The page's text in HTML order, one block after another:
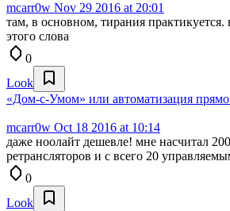
mcarr0w Nov 29 2016 at 20:01
там, в основном, тирания
этого слова
0
Look
«Дом-с-Умом» или автоматизация прямо
mcarr0w Oct 18 2016 at 10:14
даже ноолайт дешевле! мне насчитал
ретрансляторов и с всего 20
0
Look